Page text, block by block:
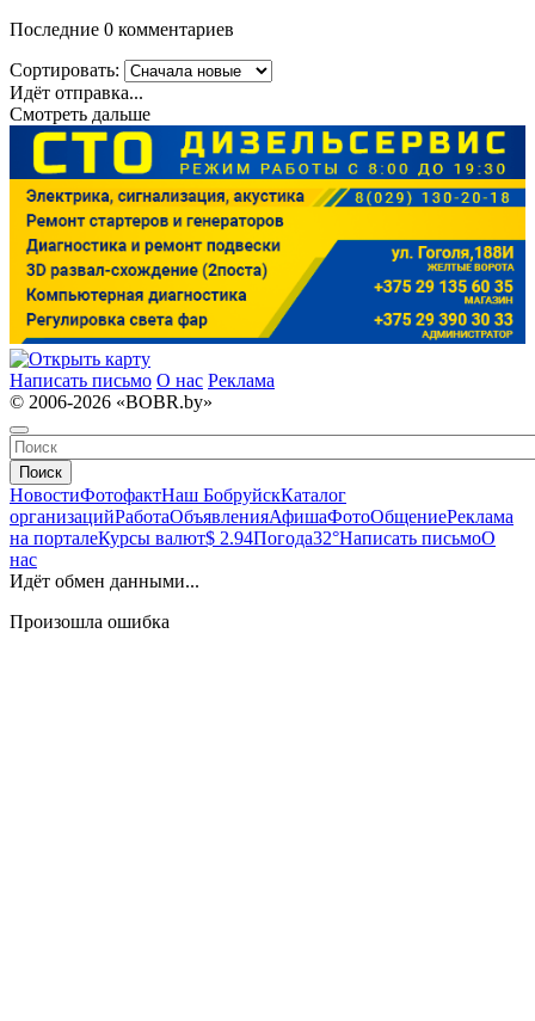
Последние 0 комментариев
Сортировать:
Идёт отправка...
Смотреть дальше
Написать письмо О нас Реклама
© 2006-2026 «BOBR.by»
Поиск
НовостиФотофактНаш БобруйскКаталог
организацийРаботаОбъявленияАфишаФотоОбщениеРеклама
на порталеКурсы валют$ 2.94Погода32°Написать письмоО
нас
Идёт обмен данными...
Произошла ошибка